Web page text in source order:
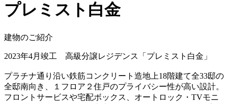
プレミスト白金
建物のご紹介
2023年4月竣工 高級分譲レジデンス「プレミスト白金」
プラチナ通り沿い鉄筋コンクリート造地上18階建て全33邸の
全邸南向き、１フロア２住戸のプライバシー性が高い設計。
フロントサービスや宅配ボックス、オートロック・TVモニ